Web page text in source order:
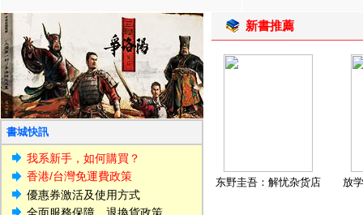
書城快訊
我系新手，如何購買？
香港/台灣免運費政策
優惠券激活及使用方式
新書推薦
东野圭吾：解忧杂货店 放